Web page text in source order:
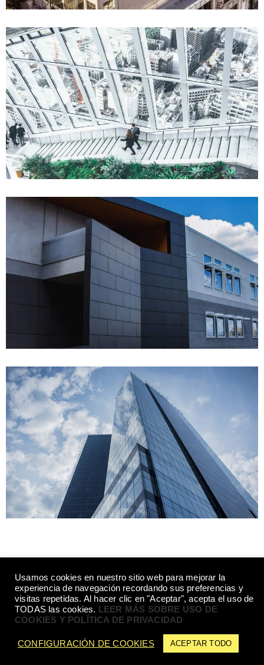
© DEYANIRA ARMAND 2021 - DEYA@DEYANIRARMAND.COM
Usamos cookies en nuestro sitio web para mejorar la
experiencia de navegación recordando sus preferencias y
visitas repetidas. Al hacer clic en "Aceptar", acepta el uso de
TODAS las cookies. LEER MÁS SOBRE USO DE
COOKIES Y POLÍTICA DE PRIVACIDAD
CONFIGURACIÓN DE COOKIES ACEPTAR TODO